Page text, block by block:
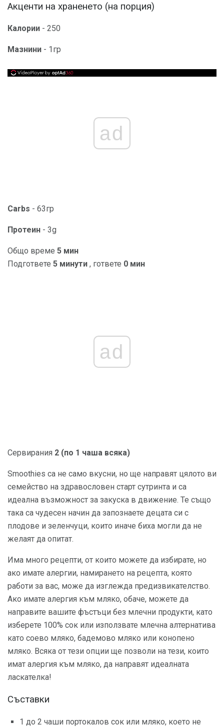
Акценти на храненето (на порция)
Калории - 250
Мазнини - 1гр
ad
Carbs - 63гр
Протеин - 3g
Общо време 5 мин
Подгответе 5 минути , гответе 0 мин
ad
Сервирания 2 (по 1 чаша всяка)
Smoothies са не само вкусни, но ще направят цялото ви
семейство на здравословен старт сутринта и са
идеална възможност за закуска в движение. Те също
така са чудесен начин да запознаете децата си с
плодове и зеленчуци, които иначе биха могли да не
желаят да опитат.
Има много рецепти, от които можете да избирате, но
ако имате алергии, намирането на рецепта, която
работи за вас, може да изглежда предизвикателство.
Ако имате алергия към мляко, обаче, можете да
направите вашите фъстъци без млечни продукти, като
изберете 100% сок или използвате млечна алтернатива
като соево мляко, бадемово мляко или конопено
мляко. Всяка от тези опции ще позволи на тези, които
имат алергия към мляко, да направят идеалната
ласкателка!
Съставки
1 до 2 чаши портокалов сок или мляко, което не